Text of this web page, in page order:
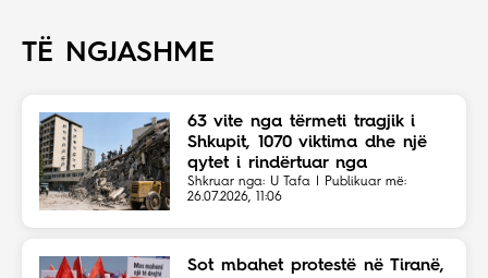
TË NGJASHME
63 vite nga tërmeti tragjik i
Shkupit, 1070 viktima dhe një
qytet i rindërtuar nga
solidariteti botëror
Shkruar nga: U Tafa | Publikuar më:
26.07.2026, 11:06
Sot mbahet protestë në Tiranë,